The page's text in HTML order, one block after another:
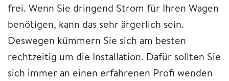
frei. Wenn Sie dringend Strom für Ihren Wagen
benötigen, kann das sehr ärgerlich sein.
Deswegen kümmern Sie sich am besten
rechtzeitig um die Installation. Dafür sollten Sie
sich immer an einen erfahrenen Profi wenden